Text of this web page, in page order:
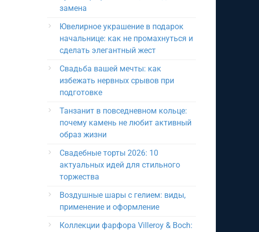
замена
Ювелирное украшение в подарок
начальнице: как не промахнуться и
сделать элегантный жест
Свадьба вашей мечты: как
избежать нервных срывов при
подготовке
Танзанит в повседневном кольце:
почему камень не любит активный
образ жизни
Свадебные торты 2026: 10
актуальных идей для стильного
торжества
Воздушные шары с гелием: виды,
применение и оформление
Коллекции фарфора Villeroy & Boch: